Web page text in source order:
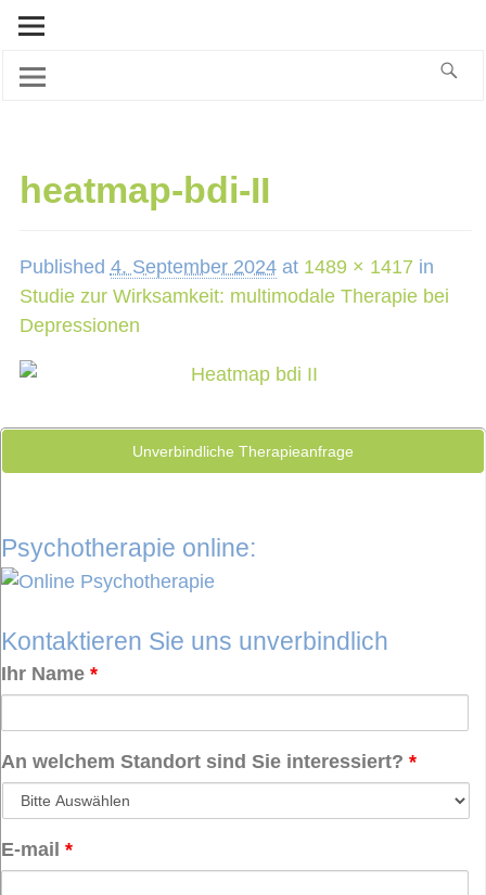
heatmap-bdi-II
Published 4. September 2024at 1489 × 1417 in
Studie zur Wirksamkeit: multimodale Therapie bei
Depressionen
Unverbindliche Therapieanfrage
Psychotherapie online:
Kontaktieren Sie uns unverbindlich
Ihr Name *
An welchem Standort sind Sie interessiert? *
E-mail *